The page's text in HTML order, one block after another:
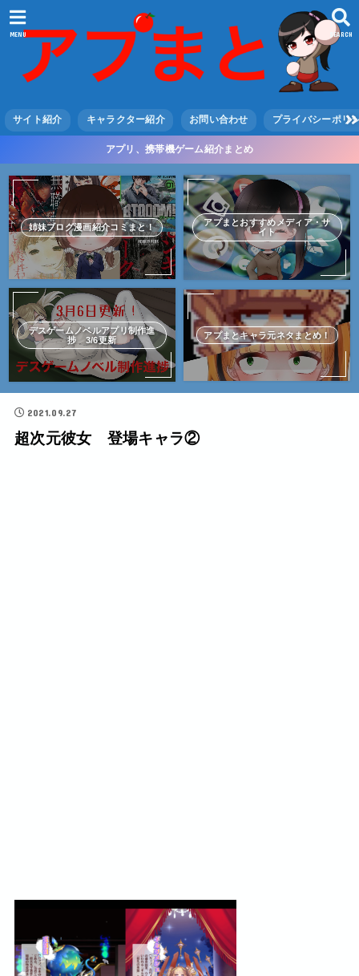
SEARCH
MENU
サイト紹介 キャラクター紹介 お問い合わせ プライバシーポリ
アプリ、携帯機ゲーム紹介まとめ
姉妹ブログ漫画紹介コミまと！
アプまとおすすめメディア・サ
イト
デスゲームノベルアプリ制作進
捗 3/6更新
アプまとキャラ元ネタまとめ！
2021.09.27
超次元彼女 登場キャラ②